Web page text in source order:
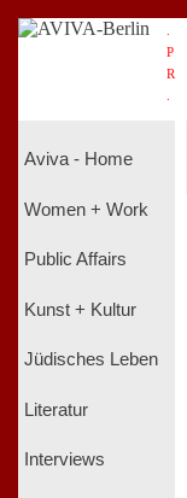
P
R
Aviva - Home
Women + Work
Public Affairs
Kunst + Kultur
Jüdisches Leben
Literatur
Interviews